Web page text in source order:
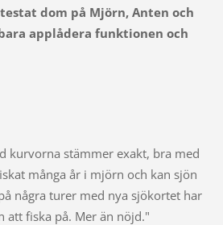
dom på Mjörn, Anten och
applådera funktionen och
kurvorna stämmer exakt, bra med
många år i mjörn och kan sjön
några turer med nya sjökortet har
att fiska på. Mer än nöjd."